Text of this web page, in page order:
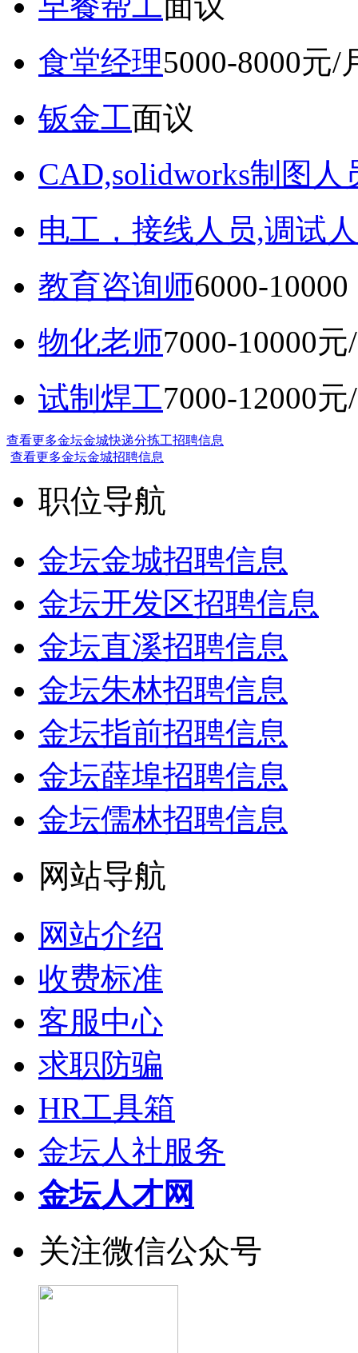
食堂经理5000-8000元/
钣金工面议
CAD,solidworks制图人
电工，接线人员,调试
教育咨询师6000-
物化老师7000-10000元
试制焊工7000-12000元
查看更多金坛金城快递分拣工招聘信息
查看更多金坛金城招聘信息
职位导航
金坛金城招聘信息
金坛开发区招聘信息
金坛直溪招聘信息
金坛朱林招聘信息
金坛指前招聘信息
金坛薛埠招聘信息
金坛儒林招聘信息
网站导航
网站介绍
收费标准
客服中心
求职防骗
HR工具箱
金坛人社服务
金坛人才网
关注微信公众号